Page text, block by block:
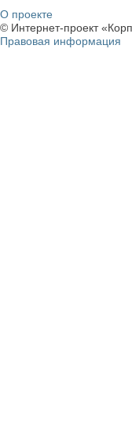
О проекте
© Интернет-проект
Правовая информация